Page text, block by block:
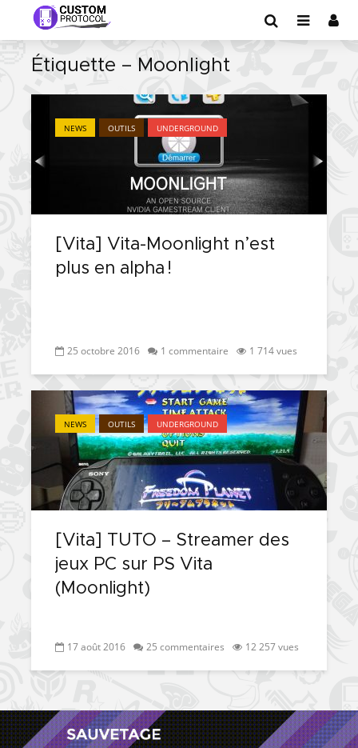
Étiquette – Moonlight
NEWS OUTILS UNDERGROUND
[Vita] Vita-Moonlight n’est
plus en alpha !
25 octobre 2016 1 commentaire 1 714 vues
NEWS OUTILS UNDERGROUND
[Vita] TUTO – Streamer des
jeux PC sur PS Vita
(Moonlight)
17 août 2016 25 commentaires 12 257 vues